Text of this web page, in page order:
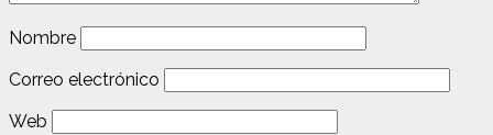
Nombre
Correo electrónico
Web